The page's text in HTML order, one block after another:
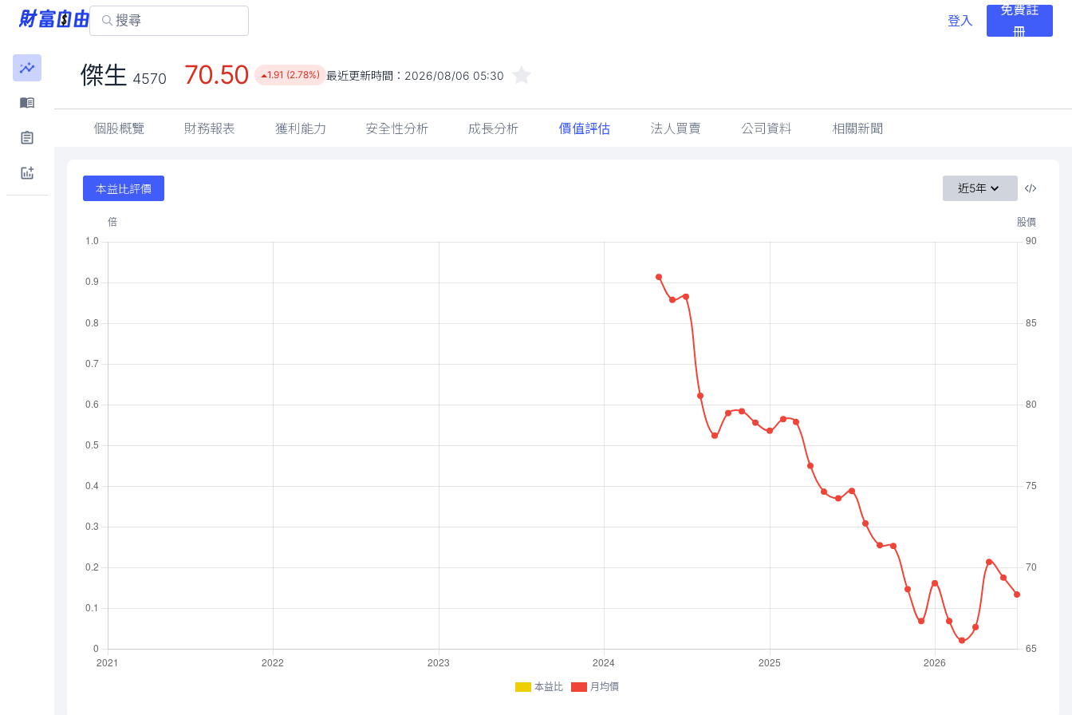
登入
免費註
冊
傑生 4570 70.50 1.91 (2.78%) 最近更新時間： 2026/08/06 05:30
個股概覽 財務報表 獲利能力 安全性分析 成長分析 價值評估 法人買賣 公司資料 相關新聞
本益比評價 近5年
本益比 月均價